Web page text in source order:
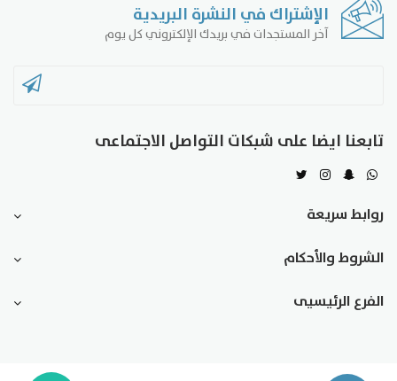
الإشتراك في النشرة البريدية
آخر المستجدات في بريدك الإلكتروني كل يوم
تابعنا ايضا على شبكات التواصل الاجتماعى
روابط سريعة
الشروط والأحكام
الفرع الرئيسيى